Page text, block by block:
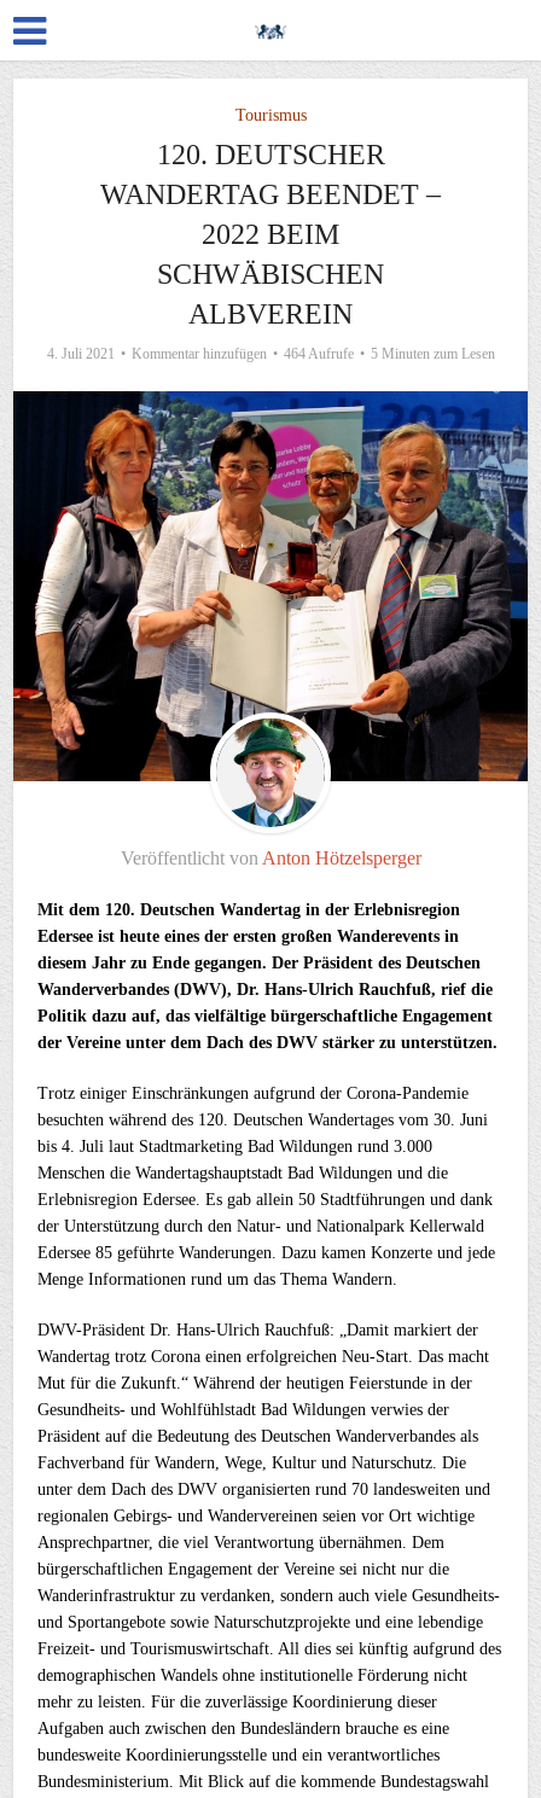
Tourismus
120. DEUTSCHER
WANDERTAG BEENDET –
2022 BEIM
SCHWÄBISCHEN
ALBVEREIN
4. Juli 2021 Kommentar hinzufügen 464 Aufrufe 5 Minuten zum Lesen
Veröffentlicht von Anton Hötzelsperger
Mit dem 120. Deutschen Wandertag in der Erlebnisregion
Edersee ist heute eines der ersten großen Wanderevents in
diesem Jahr zu Ende gegangen.Der Präsident des Deutschen
Wanderverbandes (DWV),Dr. Hans-Ulrich Rauchfuß, rief die
Politik dazu auf, das vielfältigebürgerschaftliche Engagement
der Vereine unter dem Dach des DWV stärker zu unterstützen.
Trotz einiger Einschränkungen aufgrund der Corona-Pandemie
besuchten während des 120. Deutschen Wandertages vom 30. Juni
bis 4. Juli laut Stadtmarketing Bad Wildungen rund 3.000
Menschen die Wandertagshauptstadt Bad Wildungen und die
Erlebnisregion Edersee. Es gab allein 50 Stadtführungen und dank
der Unterstützung durch den Natur- und Nationalpark Kellerwald
Edersee 85 geführte Wanderungen. Dazu kamen Konzerte und jede
Menge Informationen rund um das Thema Wandern.
DWV-Präsident Dr. Hans-Ulrich Rauchfuß: „Damit markiert der
Wandertag trotz Corona einen erfolgreichen Neu-Start. Das macht
Mut für die Zukunft.“ Während der heutigen Feierstunde in der
Gesundheits- und Wohlfühlstadt Bad Wildungen verwies der
Präsident auf die Bedeutung des Deutschen Wanderverbandes als
Fachverband für Wandern, Wege, Kultur und Naturschutz. Die
unter dem Dach des DWV organisierten rund 70 landesweiten und
regionalen Gebirgs- und Wandervereinen seien vor Ort wichtige
Ansprechpartner, die viel Verantwortung übernähmen. Dem
bürgerschaftlichen Engagement der Vereine sei nicht nur die
Wanderinfrastruktur zu verdanken, sondern auch viele Gesundheits-
und Sportangebote sowie Naturschutzprojekte und eine lebendige
Freizeit- und Tourismuswirtschaft. All dies sei künftig aufgrund des
demographischen Wandels ohne institutionelle Förderung nicht
mehr zu leisten. Für die zuverlässige Koordinierung dieser
Aufgaben auch zwischen den Bundesländern brauche es eine
bundesweite Koordinierungsstelle und ein verantwortliches
Bundesministerium. Mit Blick auf die kommende Bundestagswahl